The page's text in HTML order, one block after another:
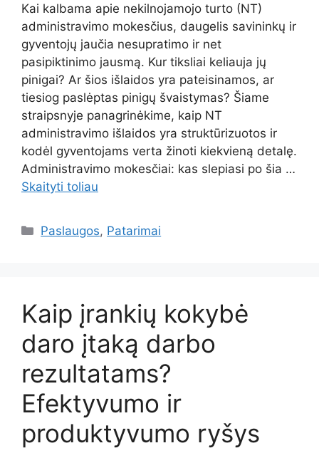
Kai kalbama apie nekilnojamojo turto (NT)
administravimo mokesčius, daugelis savininkų ir
gyventojų jaučia nesupratimo ir net
pasipiktinimo jausmą. Kur tiksliai keliauja jų
pinigai? Ar šios išlaidos yra pateisinamos, ar
tiesiog paslėptas pinigų švaistymas? Šiame
straipsnyje panagrinėkime, kaip NT
administravimo išlaidos yra struktūrizuotos ir
kodėl gyventojams verta žinoti kiekvieną detalę.
Administravimo mokesčiai: kas slepiasi po šia …
Skaityti toliau
Kategorijos
Paslaugos, Patarimai
Kaip įrankių kokybė
daro įtaką darbo
rezultatams?
Efektyvumo ir
produktyvumo ryšys